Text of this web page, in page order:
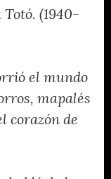
(1940-
el mundo
mapalés
corazón de